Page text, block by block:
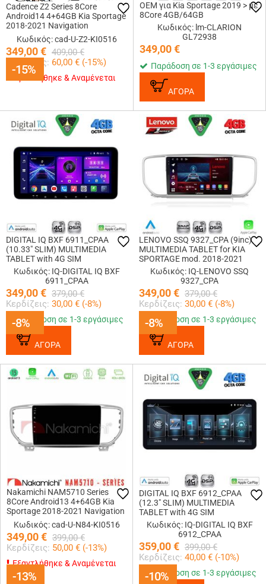
-15%
Cadence Z2 Series 8Core
Android14 4+64GB Kia Sportage
2018-2021 Navigation
Multimedia Tablet 9 Με Carplay
& Android Auto
Κωδικός: cad-U-Z2-KI0516
349,00€ 409,00 €
Κερδίζεις: 60,00 € (-15%)
-15%
Εξαντλήθηκε & Αναμένεται
OEM για Kia Sportage 2019 > με
8Core 4GB/64GB
Κωδικός: lm-CLARION
GL72938
349,00€
Παράδοση σε 1-3 εργάσιμες
ΑΓΟΡΑ
-8%
DIGITAL IQ BXF 6911_CPAA
(10.33" SLIM) MULTIMEDIA
TABLET with 4G SIM
Κωδικός: IQ-DIGITAL IQ BXF
6911_CPAA
349,00€ 379,00 €
Κερδίζεις: 30,00 € (-8%)
-8%
Παράδοση σε 1-3 εργάσιμες
ΑΓΟΡΑ
-8%
LENOVO SSQ 9327_CPA (9inc)
MULTIMEDIA TABLET for KIA
SPORTAGE mod. 2018-2021
Κωδικός: IQ-LENOVO SSQ
9327_CPA
349,00€ 379,00 €
Κερδίζεις: 30,00 € (-8%)
-8%
Παράδοση σε 1-3 εργάσιμες
ΑΓΟΡΑ
-13%
Nakamichi NAM5710 Series
8Core Android13 4+64GB Kia
Sportage 2018-2021 Navigation
Multimedia Tablet 9
Κωδικός: cad-U-N84-KI0516
349,00€ 399,00 €
Κερδίζεις: 50,00 € (-13%)
-13%
Εξαντλήθηκε & Αναμένεται
-10%
DIGITAL IQ BXF 6912_CPAA
(12.3" SLIM) MULTIMEDIA
TABLET with 4G SIM
Κωδικός: IQ-DIGITAL IQ BXF
6912_CPAA
359,00€ 399,00 €
Κερδίζεις: 40,00 € (-10%)
-10%
Παράδοση σε 1-3 εργάσιμες